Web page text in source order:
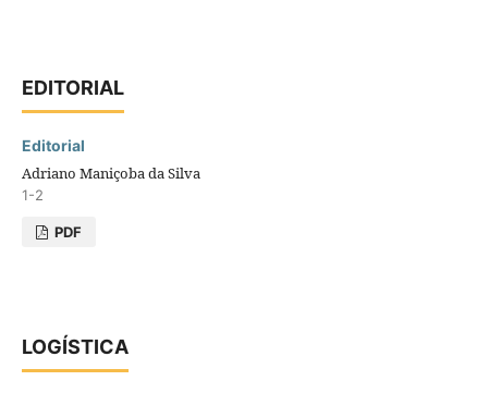
EDITORIAL
Editorial
Adriano Maniçoba da Silva
1-2
PDF
LOGÍSTICA